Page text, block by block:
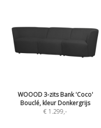
WOOOD 3-zits Bank 'Coco'
Bouclé, kleur Donkergrijs
€ 1.299,-